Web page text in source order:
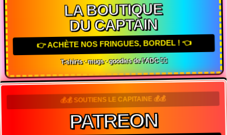
LA BOUTIQUE
DU CAPTAIN
👉 ACHÈTE NOS FRINGUES, BORDEL ! 👈
T-shirts · mugs · goodies de l'ADC 🏴‍☠️
💰💰 SOUTIENS LE CAPITAINE 💰💰
PATREON